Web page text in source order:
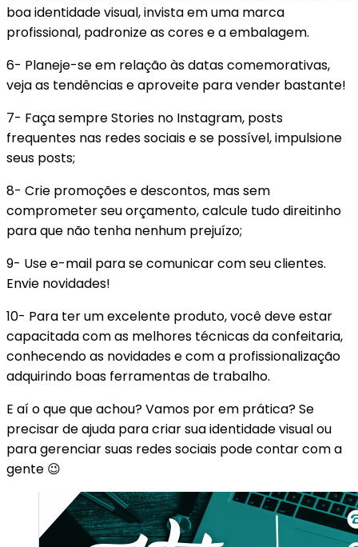
boa identidade visual, invista em uma marca
profissional, padronize as cores e a embalagem.
6- Planeje-se em relação às datas comemorativas,
veja as tendências e aproveite para vender bastante!
7- Faça sempre Stories no Instagram, posts
frequentes nas redes sociais e se possível, impulsione
seus posts;
8- Crie promoções e descontos, mas sem
comprometer seu orçamento, calcule tudo direitinho
para que não tenha nenhum prejuízo;
9- Use e-mail para se comunicar com seu clientes.
Envie novidades!
10- Para ter um excelente produto, você deve estar
capacitada com as melhores técnicas da confeitaria,
conhecendo as novidades e com a profissionalização
adquirindo boas ferramentas de trabalho.
E aí o que que achou? Vamos por em prática? Se
precisar de ajuda para criar sua identidade visual ou
para gerenciar suas redes sociais pode contar com a
gente 😉